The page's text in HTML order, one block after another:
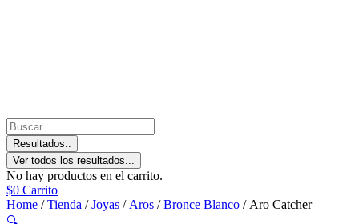
Resultados..
Ver todos los resultados...
No hay productos en el carrito.
$0 Carrito
Home /Tienda /Joyas / Aros /Bronce Blanco / Aro Catcher